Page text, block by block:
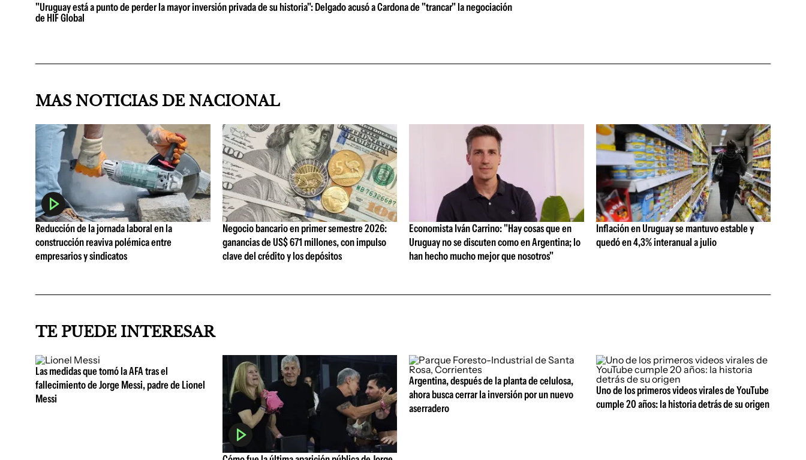
"Uruguay está a punto de perder la mayor inversión privada de su historia": Delgado acusó a Cardona de "trancar" la negociación
de HIF Global
MAS NOTICIAS DE NACIONAL
Reducción de la jornada laboral en la
construcción reaviva polémica entre
empresarios y sindicatos
Negocio bancario en primer semestre 2026:
ganancias de US$ 671 millones, con impulso
clave del crédito y los depósitos
Economista Iván Carrino: "Hay cosas que en
Uruguay no se discuten como en Argentina; lo
han hecho mucho mejor que nosotros"
Inflación en Uruguay se mantuvo estable y
quedó en 4,3% interanual a julio
TE PUEDE INTERESAR
Las medidas que tomó la AFA tras el
fallecimiento de Jorge Messi, padre de Lionel
Messi
Argentina, después de la planta de celulosa,
ahora busca cerrar la inversión por un nuevo
aserradero
Uno de los primeros videos virales de YouTube
cumple 20 años: la historia detrás de su origen